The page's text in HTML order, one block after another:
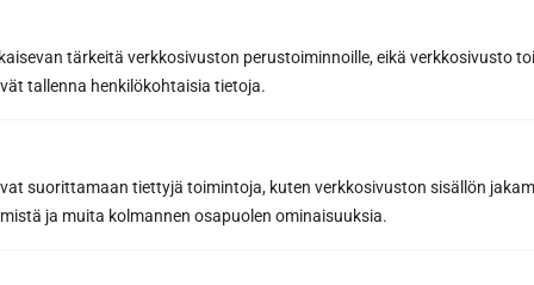
tärkeitä verkkosivuston perustoiminnoille, eikä verkkosivusto
tallenna henkilökohtaisia tietoja.
suorittamaan tiettyjä toimintoja, kuten verkkosivuston sisällön
ja muita kolmannen osapuolen ominaisuuksia.
Saat saunan rakentamisen ammattilaisen
parhaat vinkit ja niksit onnistuneeseen